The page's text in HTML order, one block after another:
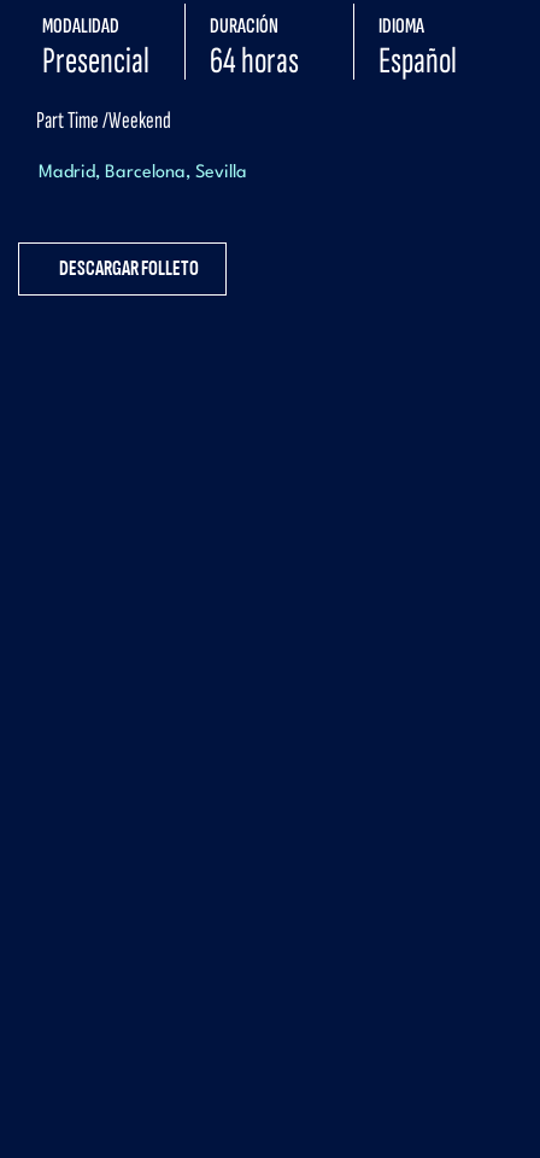
MODALIDAD
Presencial
DURACIÓN
64 horas
IDIOMA
Español
Part Time Weekend
Madrid Barcelona Sevilla
DESCARGAR FOLLETO